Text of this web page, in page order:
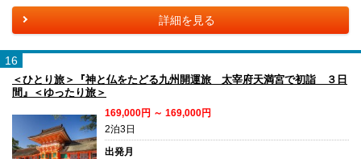
詳細を見る
16
＜ひとり旅＞『神と仏をたどる九州開運旅 太宰府天満宮で初詣 ３日
間』＜ゆったり旅＞
169,000円 ～ 169,000円
2泊3日
出発月